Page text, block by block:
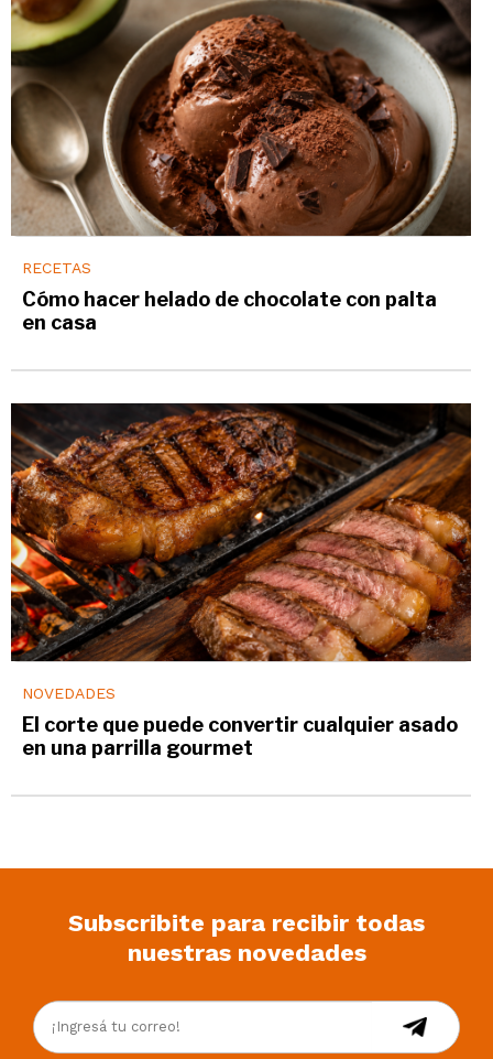
RECETAS
Cómo hacer helado de chocolate con palta
en casa
NOVEDADES
El corte que puede convertir cualquier asado
en una parrilla gourmet
Subscribite para recibir todas
nuestras novedades